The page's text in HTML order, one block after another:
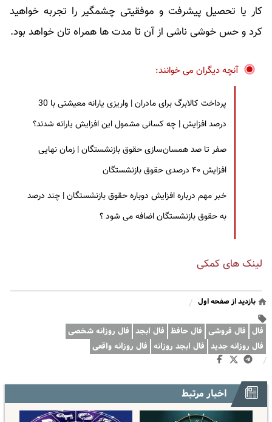
کار یا تحصیل پیشرفت و موفقیتی چشمگیر را تجربه خواهید
کرد و حس خوشی ناشی از آن تا مدت ها همراه تان خواهد بود.
آنچه دیگران می خوانند:
پرداخت کالابرگ برای مادران | واریزی یارانه معیشتی با 30
درصد افزایش | چه کسانی مشمول این افزایش یارانه شدند؟
صفر تا صد همسان‌سازی حقوق بازنشستگان | زمان نهایی
افزایش ۴۰ درصدی حقوق بازنشستگان
خبر مهم درباره افزایش دوباره حقوق بازنشستگان | چند درصد
به حقوق بازنشستگان اضافه می شود ؟
لینک های کمکی
بازدید از صفحه اول /
فال فال فروشی فال حافظ فال ابجد فال روزانه شخصی
فال روزانه جدید فال ابجد روزانه فال روزانه واقعی
/
اخبار مرتبط